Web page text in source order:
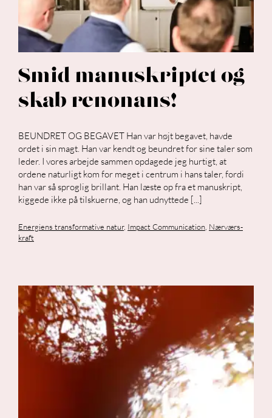
Smid manuskriptet og
skab renonans!
BEUNDRET OG BEGAVET Han var højt begavet, havde
ordet i sin magt. Han var kendt og beundret for sine taler som
leder. I vores arbejde sammen opdagede jeg hurtigt, at
ordene naturligt kom for meget i centrum i hans taler, fordi
han var så sproglig brillant. Han læste op fra et manuskript,
kiggede ikke på tilskuerne, og han udnyttede [...]
Energiens transformative natur, Impact Communication Nærværs-
kraft